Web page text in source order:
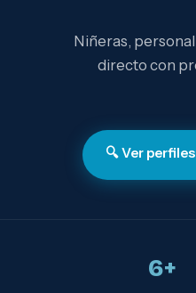
Niñeras,
directo con
🔍 Ver
6+